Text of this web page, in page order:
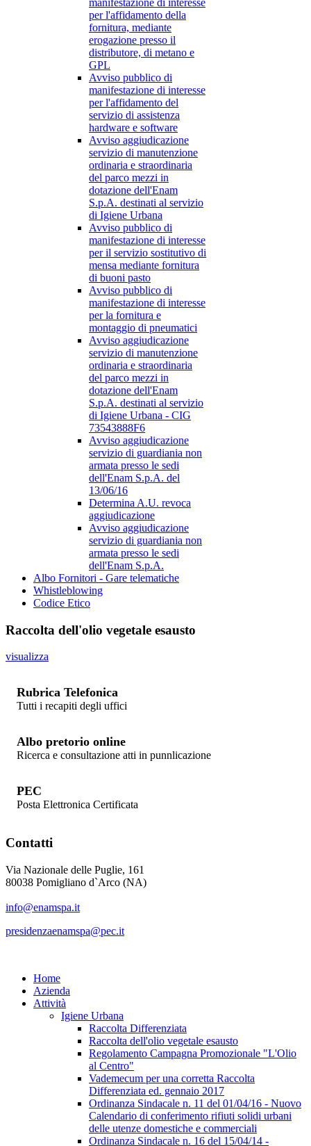
manifestazione di interesse
per l'affidamento della
fornitura, mediante
erogazione presso il
distributore, di metano e
GPL
Avviso pubblico di
manifestazione di interesse
per l'affidamento del
servizio di assistenza
hardware e software
Avviso aggiudicazione
servizio di manutenzione
ordinaria e straordinaria
del parco mezzi in
dotazione dell'Enam
S.p.A. destinati al servizio
di Igiene Urbana
Avviso pubblico di
manifestazione di interesse
per il servizio sostitutivo di
mensa mediante fornitura
di buoni pasto
Avviso pubblico di
manifestazione di interesse
per la fornitura e
montaggio di pneumatici
Avviso aggiudicazione
servizio di manutenzione
ordinaria e straordinaria
del parco mezzi in
dotazione dell'Enam
S.p.A. destinati al servizio
di Igiene Urbana - CIG
73543888F6
Avviso aggiudicazione
servizio di guardiania non
armata presso le sedi
dell'Enam S.p.A. del
13/06/16
Determina A.U. revoca
aggiudicazione
Avviso aggiudicazione
servizio di guardiania non
armata presso le sedi
dell'Enam S.p.A.
Albo Fornitori - Gare telematiche
Whistleblowing
Codice Etico
Raccolta dell'olio vegetale esausto
visualizza
Rubrica Telefonica
Tutti i recapiti degli uffici
Albo pretorio online
Ricerca e consultazione atti in punnlicazione
PEC
Posta Elettronica Certificata
Contatti
Via Nazionale delle Puglie, 161
80038 Pomigliano d`Arco (NA)
info@enamspa.it
presidenzaenamspa@pec.it
Home
Azienda
Attività
Igiene Urbana
Raccolta Differenziata
Raccolta dell'olio vegetale esausto
Regolamento Campagna Promozionale "L'Olio
al Centro"
Vademecum per una corretta Raccolta
Differenziata ed. gennaio 2017
Ordinanza Sindacale n. 11 del 01/04/16 - Nuovo
Calendario di conferimento rifiuti solidi urbani
delle utenze domestiche e commerciali
Ordinanza Sindacale n. 16 del 15/04/14 -